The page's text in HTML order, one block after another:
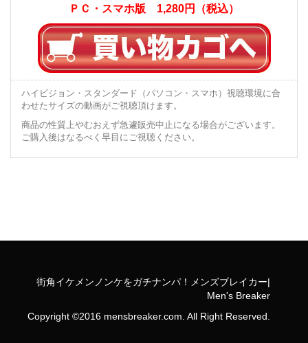
ＰＣ・スマホ版 1,280円（税込）
ハイビジョン・スタンダード（パソコン・スマホ）視聴環境に合
わせたサイズの動画がご視聴頂けます。
商品の性質上やむおえず急遽販売中止になる場合がございます。
ご購入後はなるべく早目にご視聴ください。
街角イケメンノンケをガチナンパ！メンズブレイカー|
Men's Breaker
Copyright ©2016 mensbreaker.com. All Right Reserved.